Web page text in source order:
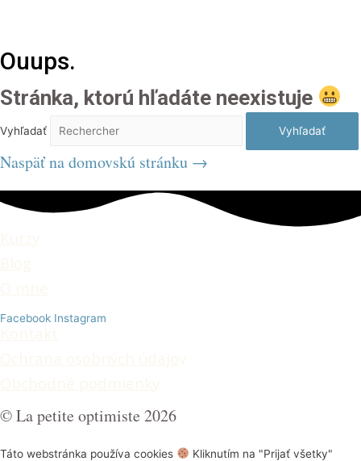
Ouups.
Stránka, ktorú hľadáte neexistuje
Vyhľadať Vyhľadať
Naspäť na domovskú stránku →
Facebook Instagram
© La petite optimiste 2026
Táto webstránka používa cookies
Kliknutím na "Prijať všetky"